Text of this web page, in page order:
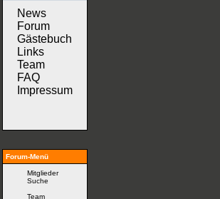
News
Forum
Gästebuch
Links
Team
FAQ
Impressum
Forum-Menü
Mitglieder
Suche
Team